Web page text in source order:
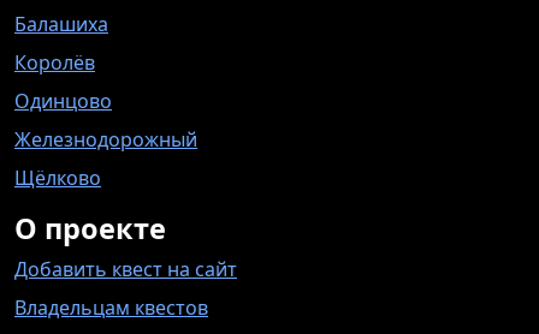
Балашиха
Королёв
Одинцово
Железнодорожный
Щёлково
О проекте
Добавить квест на сайт
Владельцам квестов